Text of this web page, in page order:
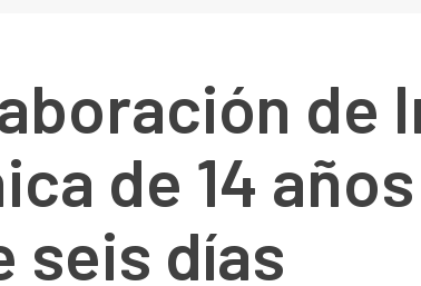
de
de 14 años
seis días